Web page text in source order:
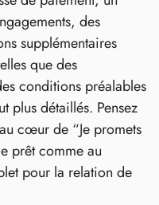
des
supplémentaires
que des
conditions préalables
plus détaillés. Pensez
cœur de “Je promets
prêt comme au
pour la relation de